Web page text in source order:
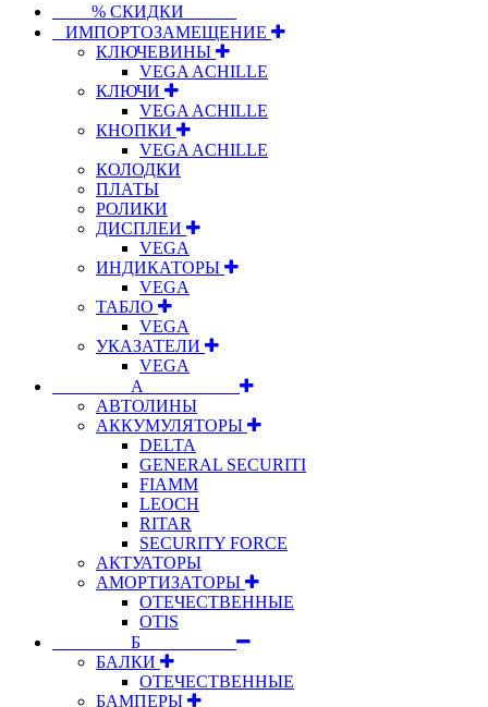
⠀⠀⠀% СКИДКИ⠀⠀⠀⠀
⠀ИМПОРТОЗАМЕЩЕНИЕ
КЛЮЧЕВИНЫ
VEGA ACHILLE
КЛЮЧИ
VEGA ACHILLE
КНОПКИ
VEGA ACHILLE
КОЛОДКИ
ПЛАТЫ
РОЛИКИ
ДИСПЛЕИ
VEGA
ИНДИКАТОРЫ
VEGA
ТАБЛО
VEGA
УКАЗАТЕЛИ
VEGA
⠀⠀⠀⠀⠀⠀А⠀⠀⠀⠀⠀⠀⠀
АВТОЛИНЫ
АККУМУЛЯТОРЫ
DELTA
GENERAL SECURITI
FIAMM
LEOCH
RITAR
SECURITY FORCE
АКТУАТОРЫ
АМОРТИЗАТОРЫ
ОТЕЧЕСТВЕННЫЕ
OTIS
⠀⠀⠀⠀⠀⠀Б⠀⠀⠀⠀⠀⠀⠀
БАЛКИ
ОТЕЧЕСТВЕННЫЕ
БАМПЕРЫ